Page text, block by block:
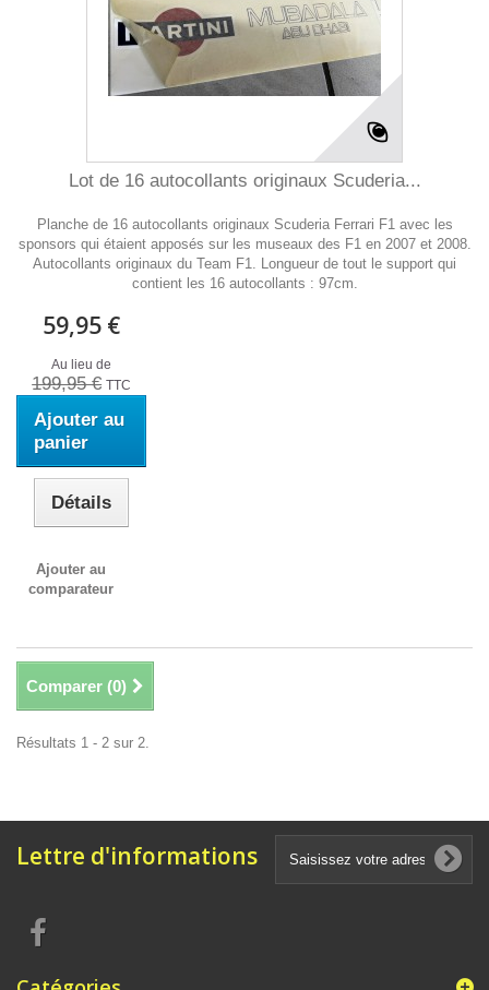
Lot de 16 autocollants originaux Scuderia...
Planche de 16 autocollants originaux Scuderia Ferrari F1 avec les
sponsors qui étaient apposés sur les museaux des F1 en 2007 et 2008.
Autocollants originaux du Team F1. Longueur de tout le support qui
contient les 16 autocollants : 97cm.
59,95 €
Au lieu de
199,95 € TTC
Ajouter au
panier
Détails
Ajouter au
comparateur
Comparer (0)
Résultats 1 - 2 sur 2.
Lettre d'informations